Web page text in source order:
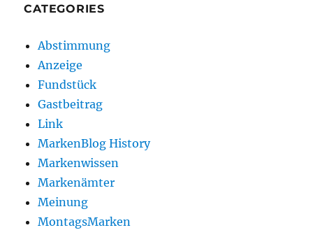
CATEGORIES
Abstimmung
Anzeige
Fundstück
Gastbeitrag
Link
MarkenBlog History
Markenwissen
Markenämter
Meinung
MontagsMarken